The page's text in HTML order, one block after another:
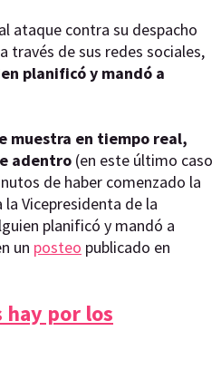
ataque contra su despacho
través de sus redes sociales,
planificó y mandó a
muestra en tiempo real,
adentro (en este último caso
de haber comenzado la
Vicepresidenta de la
planificó y mandó a
un posteo publicado en
hay por los